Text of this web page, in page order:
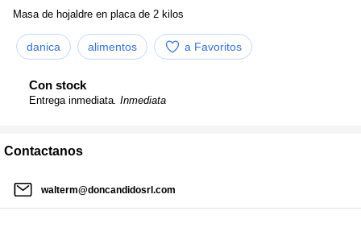
Masa de hojaldre en placa de 2 kilos
danica alimentos a Favoritos
Con stock
Entrega inmediata . Inmediata
Contactanos
walterm@doncandidosrl.com